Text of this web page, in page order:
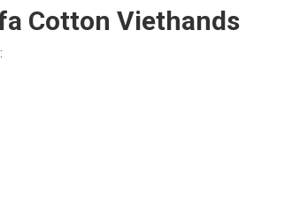
Cotton Viethands